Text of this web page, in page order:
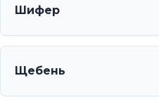
Шифер
Щебень